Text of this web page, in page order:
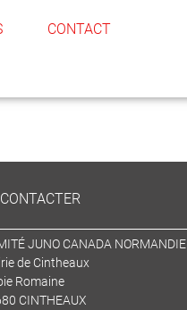
CONTACT
JUNO CANADA NORMANDIE
de Cintheaux
Romaine
CINTHEAUX